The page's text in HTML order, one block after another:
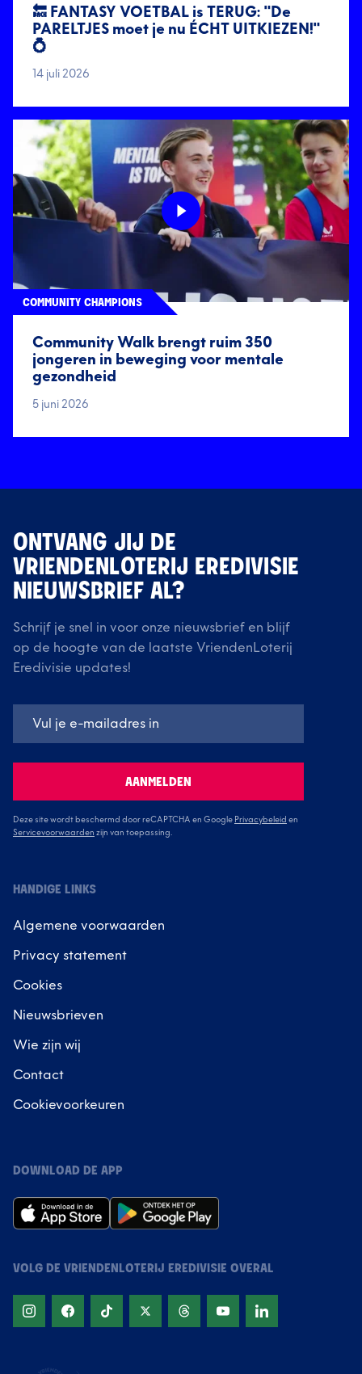
🔙 FANTASY VOETBAL is TERUG: "De
PARELTJES moet je nu ÉCHT UITKIEZEN!"
💍
14 juli 2026
COMMUNITY CHAMPIONS
Community Walk brengt ruim 350
jongeren in beweging voor mentale
gezondheid
5 juni 2026
ONTVANG JIJ DE
VRIENDENLOTERIJ EREDIVISIE
NIEUWSBRIEF AL?
Schrijf je snel in voor onze nieuwsbrief en blijf
op de hoogte van de laatste VriendenLoterij
Eredivisie updates!
AANMELDEN
Deze site wordt beschermd door reCAPTCHA en Google Privacybeleid en
Servicevoorwaarden zijn van toepassing.
HANDIGE LINKS
Algemene voorwaarden
Privacy statement
Cookies
Nieuwsbrieven
Wie zijn wij
Contact
Cookievoorkeuren
DOWNLOAD DE APP
VOLG DE VRIENDENLOTERIJ EREDIVISIE OVERAL